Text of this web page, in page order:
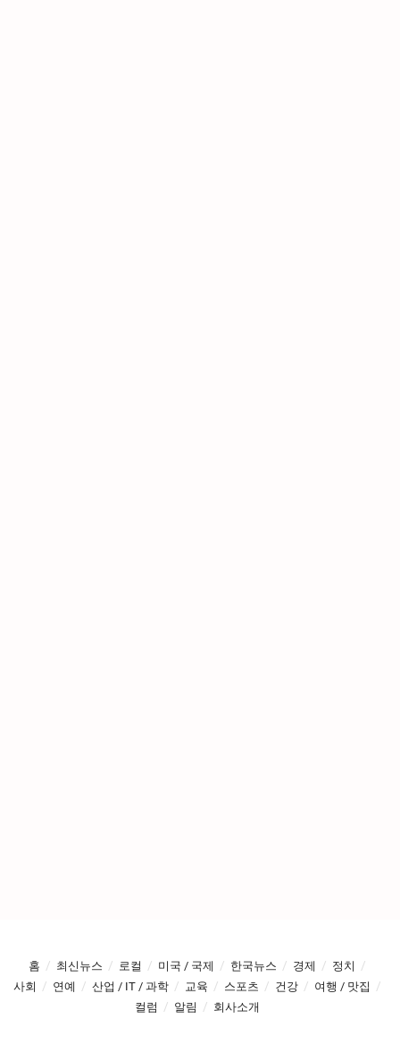
홈 최신뉴스 로컬 미국 / 국제 한국뉴스 경제
정치
사회
연예 산업 / IT / 과학 교육 스포츠 건강
여행 / 맛집
컬럼
알림 회사소개